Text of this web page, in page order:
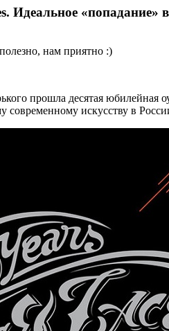
Идеальное «попадание»
нам приятно :)
прошла десятая
искусству в